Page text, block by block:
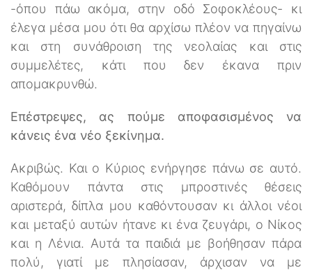
-όπου πάω ακόμα, στην οδό Σοφοκλέους- κι
έλεγα μέσα μου ότι θα αρχίσω πλέον να πηγαίνω
και στη συνάθροιση της νεολαίας και στις
συμμελέτες, κάτι που δεν έκανα πριν
απομακρυνθώ.
Επέστρεψες, ας πούμε αποφασισμένος να
κάνεις ένα νέο ξεκίνημα.
Ακριβώς. Και ο Κύριος ενήργησε πάνω σε αυτό.
Καθόμουν πάντα στις μπροστινές θέσεις
αριστερά, δίπλα μου καθόντουσαν κι άλλοι νέοι
και μεταξύ αυτών ήτανε κι ένα ζευγάρι, ο Νίκος
και η Λένια. Αυτά τα παιδιά με βοήθησαν πάρα
πολύ, γιατί με πλησίασαν, άρχισαν να με